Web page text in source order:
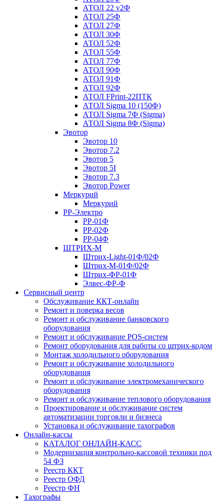
АТОЛ 22 v2Ф
АТОЛ 25Ф
АТОЛ 27Ф
АТОЛ 30Ф
АТОЛ 52Ф
АТОЛ 55Ф
АТОЛ 77Ф
АТОЛ 90Ф
АТОЛ 91Ф
АТОЛ 92Ф
АТОЛ FPrint-22ПТК
АТОЛ Sigma 10 (150Ф)
АТОЛ Sigma 7Ф (Sigma)
АТОЛ Sigma 8Ф (Sigma)
Эвотор
Эвотор 10
Эвотор 7.2
Эвотор 5
Эвотор 5I
Эвотор 7.3
Эвотор Power
Меркурий
Меркурий
РР-Электро
РР-01Ф
РР-02Ф
РР-04Ф
ШТРИХ-М
Штрих-Light-01Ф/02Ф
Штрих-М-01Ф/02Ф
Штрих-ФР-01Ф
Элвес-ФР-Ф
Сервисный центр
Обслуживание ККТ-онлайн
Ремонт и поверка весов
Ремонт и обслуживание банковского
оборудования
Ремонт и обслуживание POS-систем
Ремонт оборудования для работы со штрих-кодом
Монтаж холодильного оборудования
Ремонт и обслуживание холодильного
оборудования
Ремонт и обслуживание электромеханического
оборудования
Ремонт и обслуживание теплового оборудования
Проектирование и обслуживание систем
автоматизации торговли и бизнеса
Установка и обслуживание тахографов
Онлайн-кассы
КАТАЛОГ ОНЛАЙН-КАСС
Модернизация контрольно-кассовой техники под
54 ФЗ
Реестр ККТ
Реестр ОФД
Реестр ФН
Тахографы